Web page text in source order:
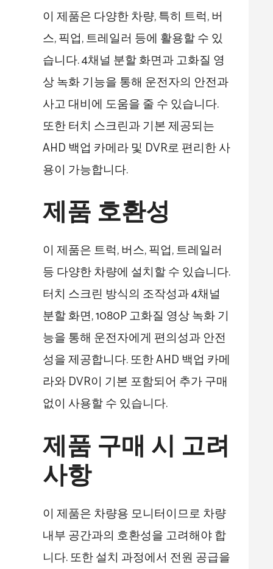
이 제품은 다양한 차량, 특히 트럭, 버
스, 픽업, 트레일러 등에 활용할 수 있
습니다. 4채널 분할 화면과 고화질 영
상 녹화 기능을 통해 운전자의 안전과
사고 대비에 도움을 줄 수 있습니다.
또한 터치 스크린과 기본 제공되는
AHD 백업 카메라 및 DVR로 편리한 사
용이 가능합니다.
제품 호환성
이 제품은 트럭, 버스, 픽업, 트레일러
등 다양한 차량에 설치할 수 있습니다.
터치 스크린 방식의 조작성과 4채널
분할 화면, 1080P 고화질 영상 녹화 기
능을 통해 운전자에게 편의성과 안전
성을 제공합니다. 또한 AHD 백업 카메
라와 DVR이 기본 포함되어 추가 구매
없이 사용할 수 있습니다.
제품 구매 시 고려
사항
이 제품은 차량용 모니터이므로 차량
내부 공간과의 호환성을 고려해야 합
니다. 또한 설치 과정에서 전원 공급을